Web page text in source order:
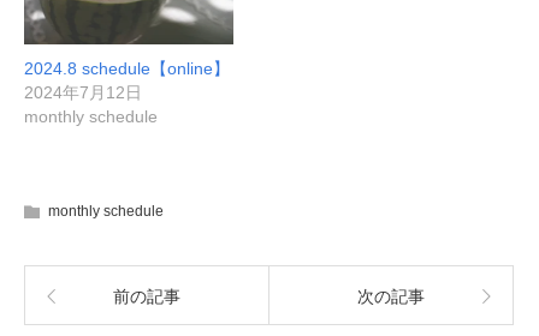
2024.8 schedule【online】
2024年7月12日
monthly schedule
monthly schedule
前の記事 次の記事